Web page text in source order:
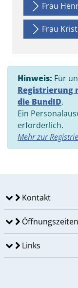
Frau
Frau
Hinweis: Für
Registrierung
die BundID.
Ein
erforderlich.
Mehr zur
Kontakt
Öffnungszeiten
Links